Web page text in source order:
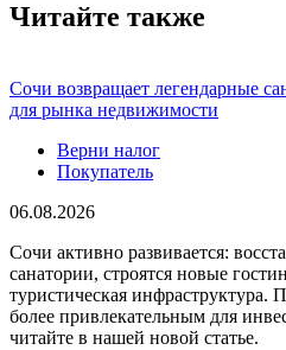
Читайте также
Сочи возвращает легендарные
для рынка недвижимости
Верни налог
Покупатель
06.08.2026
Сочи активно развивается:
санатории, строятся новые
туристическая инфраструктура.
более привлекательным для
читайте в нашей новой статье.